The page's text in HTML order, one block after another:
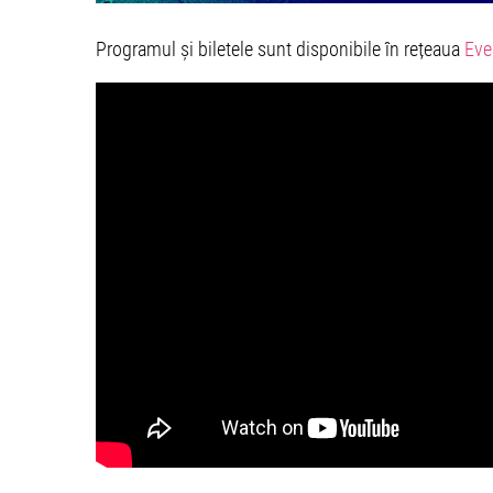
Programul și biletele sunt disponibile în rețeaua